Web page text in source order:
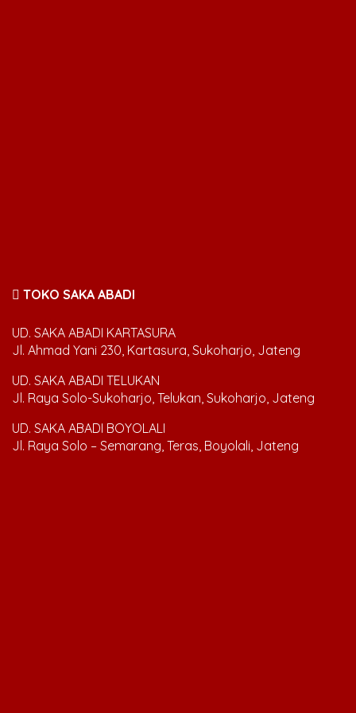
TOKO SAKA ABADI
UD. SAKA ABADI KARTASURA
Jl. Ahmad Yani 230, Kartasura, Sukoharjo, Jateng
UD. SAKA ABADI TELUKAN
Jl. Raya Solo-Sukoharjo, Telukan, Sukoharjo, Jateng
UD. SAKA ABADI BOYOLALI
Jl. Raya Solo – Semarang, Teras, Boyolali, Jateng